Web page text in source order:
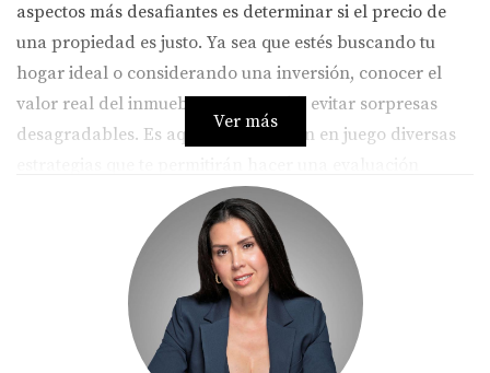
aspectos más desafiantes es determinar si el precio de
una propiedad es justo. Ya sea que estés buscando tu
hogar ideal o considerando una inversión, conocer el
valor real del inmueble te ayudará a evitar sorpresas
desagradables. Es aquí donde entran en juego diversas
precisa. En este artículo, desglosaremos las principales
técnicas para determinar el valor justo de una propiedad
y te proporcionaremos ejemplos prácticos que te
ayudarán a aplicar estos métodos en tu búsqueda.
Métodos para evaluar precios
Ver más